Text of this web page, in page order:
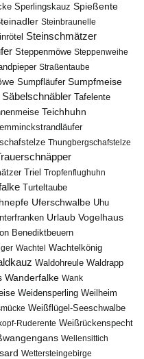
Sperlingskauz Spießente
Steinbraunelle
Steinschmätzer
Steppenmöwe Steppenweihe
Straßentaube
Sumpfläufer Sumpfmeise
Säbelschnäbler Tafelente
Teichhuhn
Thungbergschafstelze
Triel Tropfenflughuhn
Turteltaube
Uferschwalbe Uhu
Urlaub Vogelhaus
Benediktbeuern
Wachtel Wachtelkönig
Waldohreule Waldrapp
Wanderfalke Wank
Weidensperling Weilheim
Weißflügel-Seeschwalbe
Ruderente Weißrückenspecht
Wellensittich
Wettersteingebirge